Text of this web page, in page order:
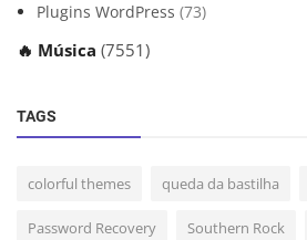
Plugins WordPress (73)
🔥 Música (7551)
TAGS
colorful themes queda da bastilha
Password Recovery Southern Rock